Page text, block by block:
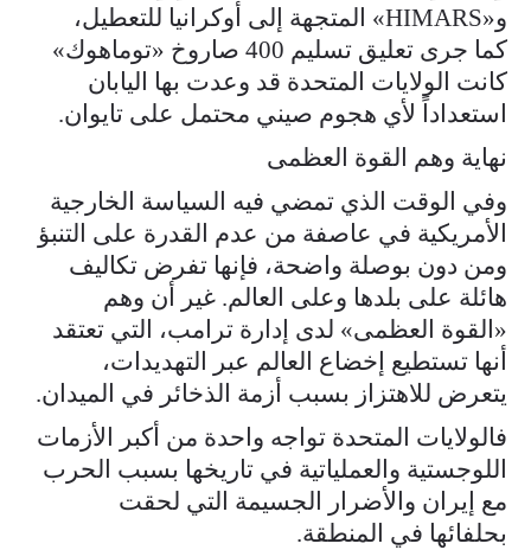
و«HIMARS» المتجهة إلى أوكرانيا للتعطيل،
كما جرى تعليق تسليم 400 صاروخ «توماهوك»
كانت الولايات المتحدة قد وعدت بها اليابان
استعداداً لأي هجوم صيني محتمل على تايوان.
نهاية وهم القوة العظمى
وفي الوقت الذي تمضي فيه السياسة الخارجية
الأمريكية في عاصفة من عدم القدرة على التنبؤ
ومن دون بوصلة واضحة، فإنها تفرض تكاليف
هائلة على بلدها وعلى العالم. غير أن وهم
«القوة العظمى» لدى إدارة ترامب، التي تعتقد
أنها تستطيع إخضاع العالم عبر التهديدات،
يتعرض للاهتزاز بسبب أزمة الذخائر في الميدان.
فالولايات المتحدة تواجه واحدة من أكبر الأزمات
اللوجستية والعملياتية في تاريخها بسبب الحرب
مع إيران والأضرار الجسيمة التي لحقت
بحلفائها في المنطقة.